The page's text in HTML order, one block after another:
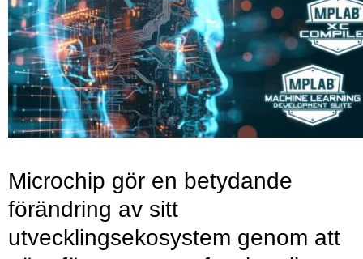
Microchip gör en betydande
förändring av sitt
utvecklingsekosystem genom att